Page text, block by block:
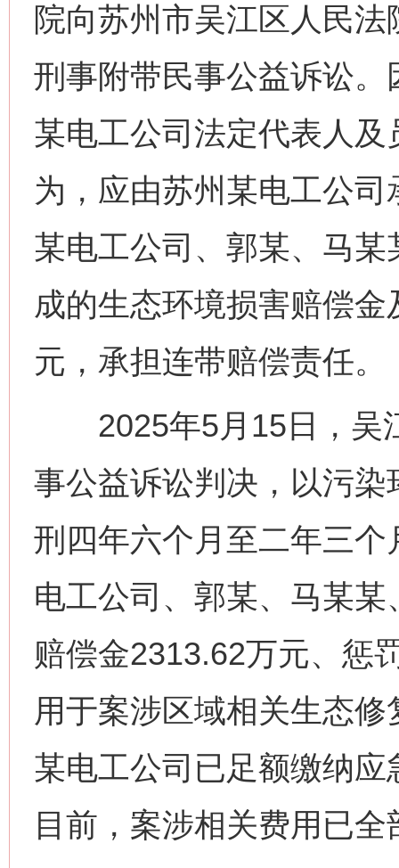
院向苏州市吴江区人民
刑事附带民事公益诉讼
某电工公司法定代表人
为，应由苏州某电工公
某电工公司、郭某、马
成的生态环境损害赔偿
元，承担连带赔偿责任。
2025年5月15日，吴
事公益诉讼判决，以污
刑四年六个月至二年三
电工公司、郭某、马某
赔偿金2313.62万元、惩
用于案涉区域相关生态
某电工公司已足额缴纳
目前，案涉相关费用已